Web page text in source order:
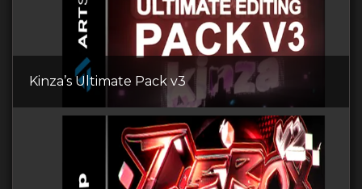
Kinza’s Ultimate Pack v3